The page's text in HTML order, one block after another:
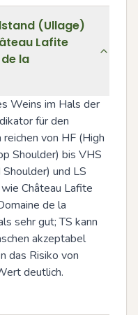
(Ullage)
Lafite
la
Weins im Hals der
für den
von HF (High
Shoulder) bis VHS
und LS
Château Lafite
de la
sehr gut; TS kann
akzeptabel
das Risiko von
deutlich.